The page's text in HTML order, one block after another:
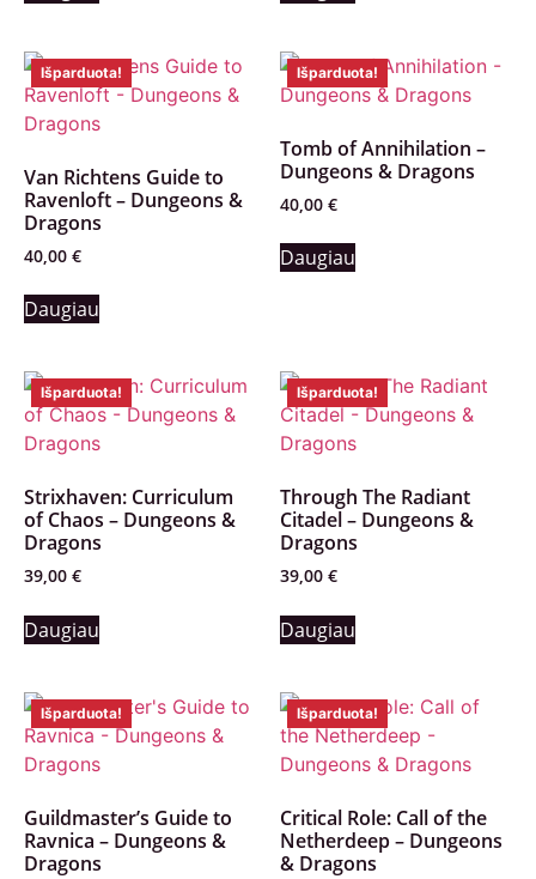
Išparduota!
Van Richtens Guide to
Ravenloft – Dungeons &
Dragons
40,00 €
Daugiau
Išparduota!
Tomb of Annihilation –
Dungeons & Dragons
40,00 €
Daugiau
Išparduota!
Strixhaven: Curriculum
of Chaos – Dungeons &
Dragons
39,00 €
Daugiau
Išparduota!
Through The Radiant
Citadel – Dungeons &
Dragons
39,00 €
Daugiau
Išparduota!
Guildmaster’s Guide to
Ravnica – Dungeons &
Dragons
Išparduota!
Critical Role: Call of the
Netherdeep – Dungeons
& Dragons